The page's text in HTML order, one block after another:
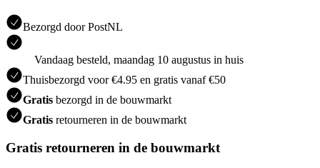
Bezorgd door PostNL
Vandaag besteld, maandag 10 augustus in huis
Thuisbezorgd voor €4.95 en gratis vanaf €50
Gratis bezorgd in de bouwmarkt
Gratis retourneren in de bouwmarkt
Gratis retourneren in de bouwmarkt